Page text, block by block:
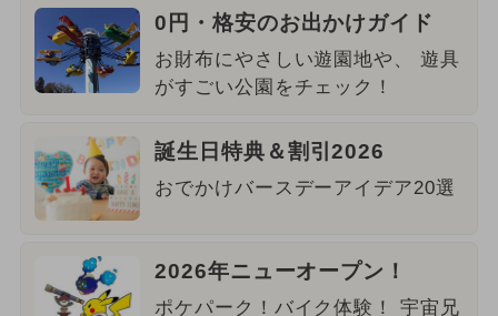
0円・格安のお出かけガイド
お財布にやさしい遊園地や、 遊具
がすごい公園をチェック！
誕生日特典＆割引2026
おでかけバースデーアイデア20選
2026年ニューオープン！
ポケパーク！バイク体験！ 宇宙兄